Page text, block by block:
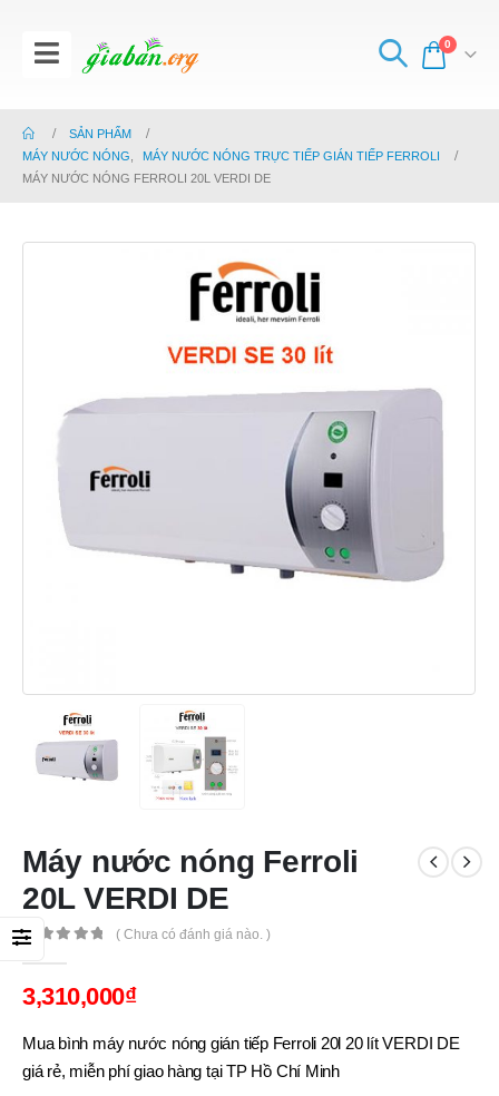
0
SẢN PHẨM
MÁY NƯỚC NÓNG
MÁY NƯỚC NÓNG TRỰC TIẾP GIÁN TIẾP FERROLI
MÁY NƯỚC NÓNG FERROLI 20L VERDI DE
Máy nước nóng Ferroli
20L VERDI DE
( Chưa có đánh giá nào. )
3,310,000₫
Mua bình máy nước nóng gián tiếp Ferroli 20l 20 lít VERDI DE
giá rẻ, miễn phí giao hàng tại TP Hồ Chí Minh